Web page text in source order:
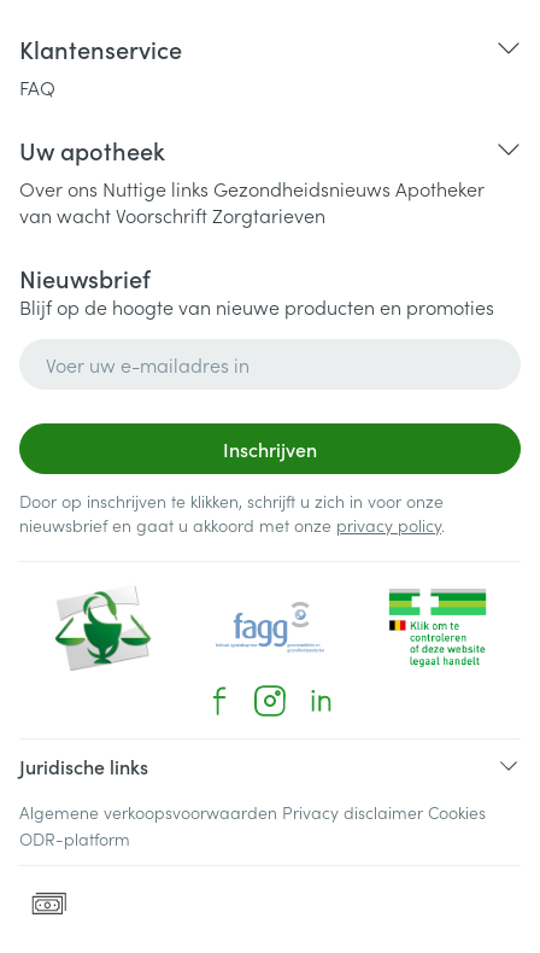
Klantenservice
FAQ
Uw apotheek
Over ons Nuttige links Gezondheidsnieuws Apotheker
van wachtVoorschriftZorgtarieven
Nieuwsbrief
Blijf op de hoogte van nieuwe producten en promoties
Inschrijven
Door op inschrijven te klikken, schrijft u zich in voor onze
nieuwsbrief en gaat u akkoord met onze privacy policy.
Juridische links
Algemene verkoopsvoorwaarden Privacy disclaimer Cookies
ODR-platform